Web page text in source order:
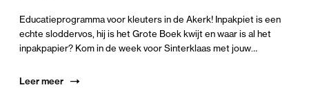
Educatieprogramma voor kleuters in de Akerk! Inpakpiet is een
echte sloddervos, hij is het Grote Boek kwijt en waar is al het
inpakpapier? Kom in de week voor Sinterklaas met jouw
Leer meer